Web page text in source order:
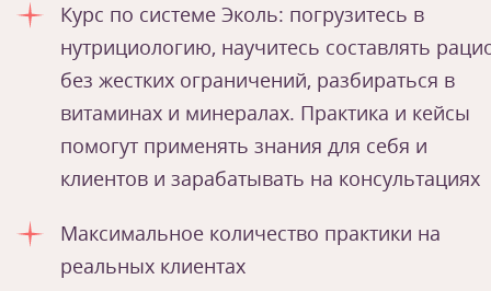
Курс по системе Эколь: погрузитесь в
нутрициологию, научитесь составлять
без жестких ограничений, разбираться в
витаминах и минералах. Практика и кейсы
помогут применять знания для себя и
клиентов и зарабатывать на консультациях
Максимальное количество практики на
реальных клиентах